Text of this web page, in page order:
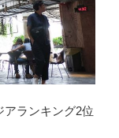
ランキング2位